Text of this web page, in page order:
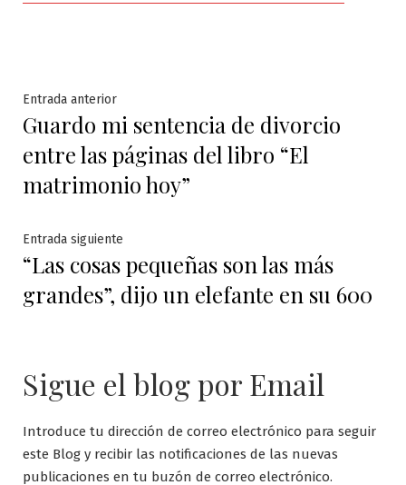
Navegación
de
entradas
Entrada anteriorEntrada
anterior:
Guardo mi sentencia de divorcio
entre las páginas del libro “El
matrimonio hoy”
Entrada siguiente
siguiente:
“Las cosas pequeñas son las más
grandes”, dijo un elefante en su 600
Sigue el blog por Email
Introduce tu dirección de correo electrónico para seguir
este Blog y recibir las notificaciones de las nuevas
publicaciones en tu buzón de correo electrónico.